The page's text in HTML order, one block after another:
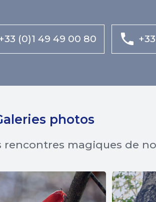
(0)1 49 49 00 80
photos
rencontres magiques de